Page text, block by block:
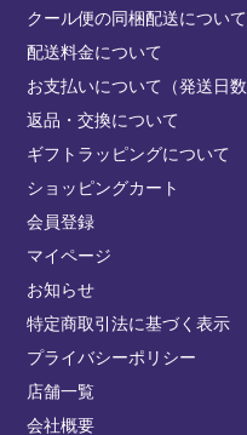
クール便の同梱配送について
配送料金について
お支払いについて（発送日
返品・交換について
ギフトラッピングについて
ショッピングカート
会員登録
マイページ
お知らせ
特定商取引法に基づく表示
プライバシーポリシー
店舗一覧
会社概要